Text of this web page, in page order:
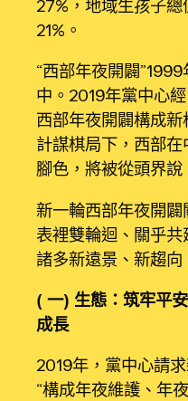
27%，地域生孩子總
21%。
“西部年夜開闢
中。2019年黨中心
西部年夜開闢構成
計謀棋局下，西部
腳色，將被從頭界說
新一輪西部年夜開
表裡雙輪迴、關乎共
諸多新遠景、新趨向
（一）生態：筑牢平
成長
2019年，黨中心請
“構成年夜維護、年